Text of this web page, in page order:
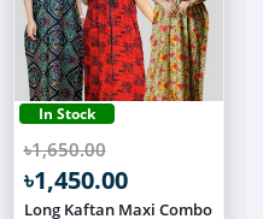
In Stock
৳1,650.00
৳1,450.00
Long Kaftan Maxi Combo